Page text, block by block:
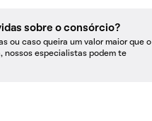
sobre o consórcio?
ou caso queira um valor maior que o
nossos especialistas podem te